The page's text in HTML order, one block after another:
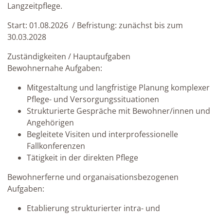
Langzeitpflege.
Start: 01.08.2026 / Befristung: zunächst bis zum
30.03.2028
Zuständigkeiten / Hauptaufgaben
Bewohnernahe Aufgaben:
Mitgestaltung und langfristige Planung komplexer
Pflege- und Versorgungssituationen
Strukturierte Gespräche mit Bewohner/innen und
Angehörigen
Begleitete Visiten und interprofessionelle
Fallkonferenzen
Tätigkeit in der direkten Pflege
Bewohnerferne und organaisationsbezogenen
Aufgaben:
Etablierung strukturierter intra- und